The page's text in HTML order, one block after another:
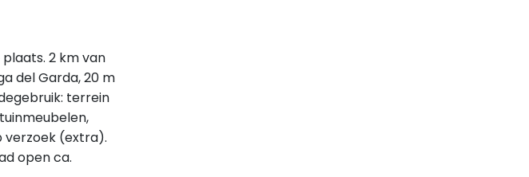
2 km van
del Garda, 20 m
terrein
verzoek (extra).
open ca.